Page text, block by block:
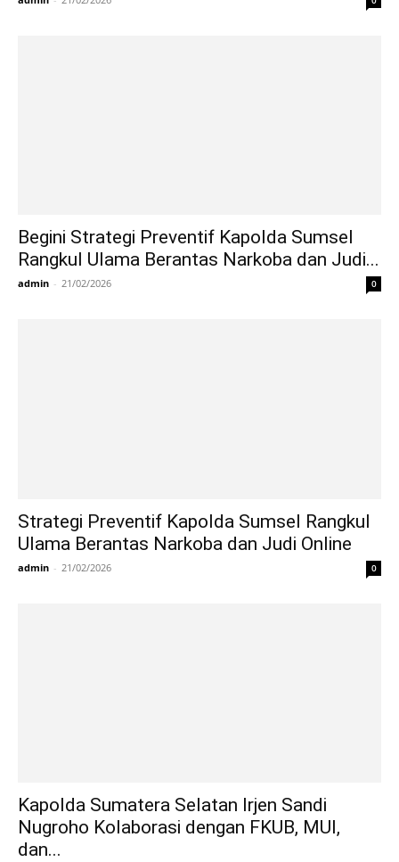
Begini Strategi Preventif Kapolda Sumsel
Rangkul Ulama Berantas Narkoba dan Judi...
admin - 21/02/2026 0
Strategi Preventif Kapolda Sumsel Rangkul
Ulama Berantas Narkoba dan Judi Online
admin - 21/02/2026 0
Kapolda Sumatera Selatan Irjen Sandi
Nugroho Kolaborasi dengan FKUB, MUI,
dan...